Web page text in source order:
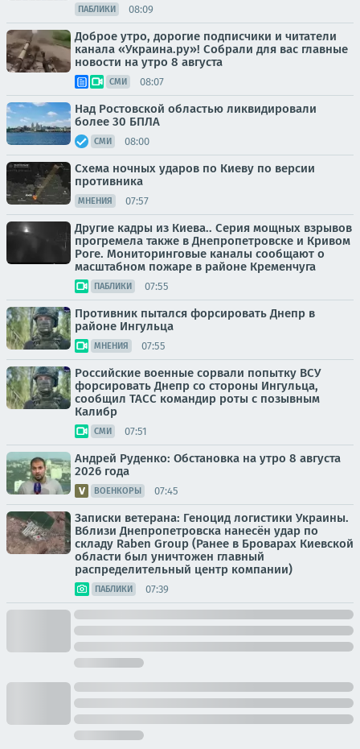
ПАБЛИКИ 08:09
Доброе утро, дорогие подписчики и читатели
канала «Украина.ру»! Собрали для вас главные
новости на утро 8 августа
СМИ 08:07
Над Ростовской областью ликвидировали
более 30 БПЛА
СМИ 08:00
Схема ночных ударов по Киеву по версии
противника
МНЕНИЯ 07:57
Другие кадры из Киева.. Серия мощных взрывов
прогремела также в Днепропетровске и Кривом
Роге. Мониторинговые каналы сообщают о
масштабном пожаре в районе Кременчуга
ПАБЛИКИ 07:55
Противник пытался форсировать Днепр в
районе Ингульца
МНЕНИЯ 07:55
Российские военные сорвали попытку ВСУ
форсировать Днепр со стороны Ингульца,
сообщил ТАСС командир роты с позывным
Калибр
СМИ 07:51
Андрей Руденко: Обстановка на утро 8 августа
2026 года
ВОЕНКОРЫ 07:45
Записки ветерана: Геноцид логистики Украины.
Вблизи Днепропетровска нанесён удар по
складу Raben Group (Ранее в Броварах Киевской
области был уничтожен главный
распределительный центр компании)
ПАБЛИКИ 07:39